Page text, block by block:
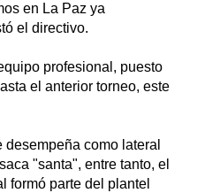
en La Paz ya
el directivo.
profesional, puesto
el anterior torneo, este
como lateral
"santa", entre tanto, el
formó parte del plantel